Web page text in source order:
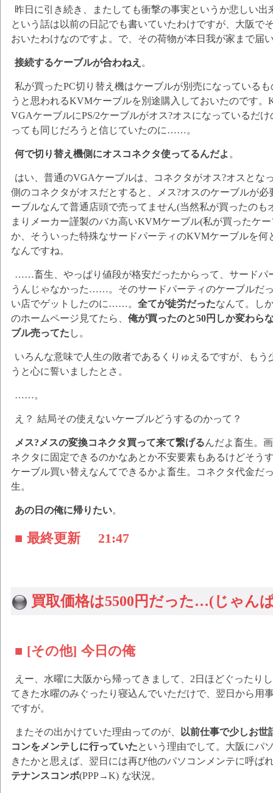
昨日に引き続き、またしても衝撃の事実というか悲しい出
という話は以前の日記でも書いていたわけですが、大阪で
おいたわけなのですよ。で、その荷物が本日我が家まで
接続するケーブルが合わねえ 。
私が買ったPC切り替え機はケーブルが別売になっている
うと思われるKVMケーブルを別途購入しておいたのです
VGAケーブルにPS/2ケーブルがオス?オスになっているだ
っても同じだろうと信じていたのに……。
何で切り替え機側にオスコネクタ使ってるんだよ 。
はい、普通のVGAケーブルは、コネクタがオス?オスとな
側のコネクタがオスだとすると、メス?オスのケーブルが
ーブルなんて普通店頭で売ってません(当然私が買ったの
まりメーカー謹製のバカ高いKVMケーブル(私が買ったケ
か、そういった特殊なサードパーティのKVMケーブルを何
なんですね。
……畜生、やっぱり値段が格安だったからって、サードパ
うんじゃなかった……。そのサードパーティのケーブルだ
い店でゲットしたのに……。 全てが徒労だったなんて。し
のホームページ見てたら、 俺が買ったのと50円しか変わら
ブル売ってた し。
いろんな意味で人生の敗者であるくりゅえるですが、も
うと心に誓いましたとさ。
……。
え？ 結局その使えないケーブルどうするのかって？
メス?メスの変換コネクタ買って来て繋げるんだよ畜生。
ネクタに固定できるのかなあとか不安要素もあるけどそう
ケーブル買い替えなんてできるかよ畜生。コネクタ代金だ
生。
あの日の俺に帰りたい。
■ 最終更新 21:47
買取価格は5500円だった…(じゃん
■ [その他] 今日の俺
えー、水曜に大阪から帰ってきまして、2日ほどぐったり
てきた水曜のみぐったり寝込んでいただけで、翌日から用
ですが。
またその出かけていた理由ってのが、
以前仕事で少しお世
コンをメンテしに行っていたという理由でして。大阪にパ
きたかと思えば、翌日には再び他のパソコンメンテに呼ば
テナンスコンボ(PPP→K) な状況。